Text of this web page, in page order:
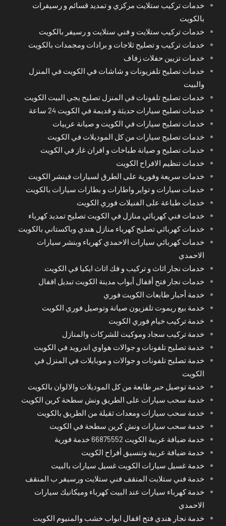
خدمات تركيب ستلايت مركزي و تمديد قسائم و رسيفرات
بالكويت
خدمات تركيب ستلايت و فني ستلايت و رسيفر بالكويت
خدمات تركيب و تصليح ثلاجات و برادات ومجمدات بالكويت
خدمات تزيين حفلات زفاف
خدمات تصليح تلفزيونات و شاشات في الكويت في المنزل
والبيت
خدمات تصليح تلفونات في المنزل تصليح يجي البيت الكويت
خدمات تصليح سيارات حديثة و قديمة في الكويت 24 ساعة
خدمات تصليح سيارات في الكويت و صيانة عربيات
خدمات تصليح سيارات من كل الموديلات في الكويت
خدمات تصليح و صيانة طباخات و افران غاز في الكويت
خدمات تنظيم الافراح الكويت
خدمات سريعة وفورية على الطرق لسيارات فينشر الكويت
خدمات سيارات و تواير واطارات و بطارات سيارات بالكويت
خدمات طباعة على الفنيلات فوري الكويت
خدمات فني كهربائي منازل في الكويت تصليح تمديد كهرباء
خدمات كهربائي تصليح كهرباء منازل هندي وباكستاني بالكويت
خدمات كهربائي سيارات الاحمدي كهرباء وبنشر سيارات
الاحمدي
خدمات نجار اثاث و تركيب و فك اثاث ايكيا في الكويت
خدمات نجار فتح أقفال أبواب مدينة الكويت تبديل اقفال
خدمة أحبار طابعات الكويت فوري
خدمة بيع ريموت تلفزيون صيانة وتوصيل فوري الكويت
خدمة تركيب خيام فوري الكويت
خدمة تركيب سجاد وموكيت للشركات والمنازل
خدمة تصليح تلفونات و جوالات هواوي اندرويد في الكويت
خدمة تصليح تلفونات و جوالات و موبايلات في المنزل في
الكويت
خدمة توصيل حبر طابعة من كل الموديلات والالوان بالكويت
خدمة سحب سيارات على الطريق ونش سطحة كرين الكويت
خدمة سحب سيارات ومعدات ثقيلة من الطريق بالكويت
خدمة سحب سيارات ونش كرين سطحة في الكويت
خدمة ضيافة عربية الكويت 66875552 خدمة فورية
خدمة ضيافة عربية وتنسيق أفراح الكويت
خدمة غسيل سيارات الكويت غسيل سيارات بالبيت
خدمة فني ستلايت المنقف فني ستلايت ورسيفر ب المنقف
خدمة كهرباء سيارات عند البيت كهرباء وميكانيك سيارات
الاحمدي
خدمة نجار هندي فتح اقفال ابواب خشب والمنيوم الكويت